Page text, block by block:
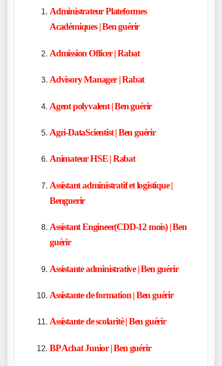
Administrateur Plateformes
Académiques | Ben guérir
Admission Officer | Rabat
Advisory Manager | Rabat
Agent polyvalent | Ben guérir
Agri-DataScientist | Ben guérir
Animateur HSE | Rabat
Assistant administratif et logistique |
Benguerir
Assistant Engineer(CDD-12 mois) | Ben
guérir
Assistante administrative | Ben guérir
Assistante de formation | Ben guérir
Assistante de scolaritè | Ben guérir
BP Achat Junior | Ben guérir